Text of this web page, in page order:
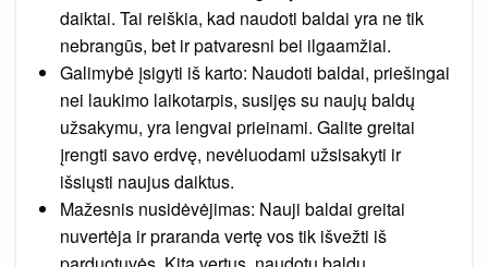
daiktai. Tai reiškia, kad naudoti baldai yra ne tik
nebrangūs, bet ir patvaresni bei ilgaamžiai.
Galimybė įsigyti iš karto: Naudoti baldai, priešingai
nei laukimo laikotarpis, susijęs su naujų baldų
užsakymu, yra lengvai prieinami. Galite greitai
įrengti savo erdvę, nevėluodami užsisakyti ir
išsiųsti naujus daiktus.
Mažesnis nusidėvėjimas: Nauji baldai greitai
nuvertėja ir praranda vertę vos tik išvežti iš